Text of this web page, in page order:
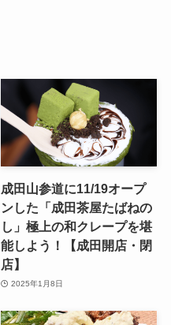
成田山参道に11/19オープ
ンした「成田茶屋たばねの
し」極上の和クレープを堪
能しよう！【成田開店・閉
店】
2025年1月8日